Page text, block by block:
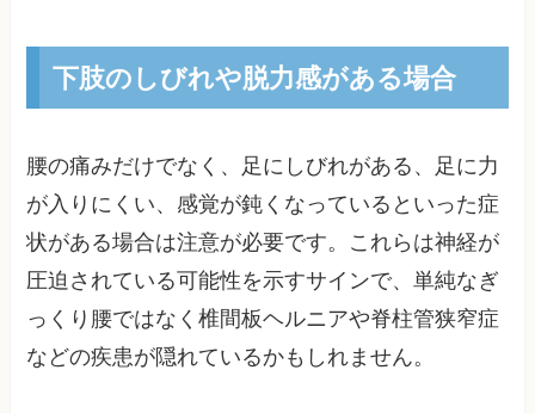
下肢のしびれや脱力感がある場合
腰の痛みだけでなく、足にしびれがある、足に力
が入りにくい、感覚が鈍くなっているといった症
状がある場合は注意が必要です。これらは神経が
圧迫されている可能性を示すサインで、単純なぎ
っくり腰ではなく椎間板ヘルニアや脊柱管狭窄症
などの疾患が隠れているかもしれません。